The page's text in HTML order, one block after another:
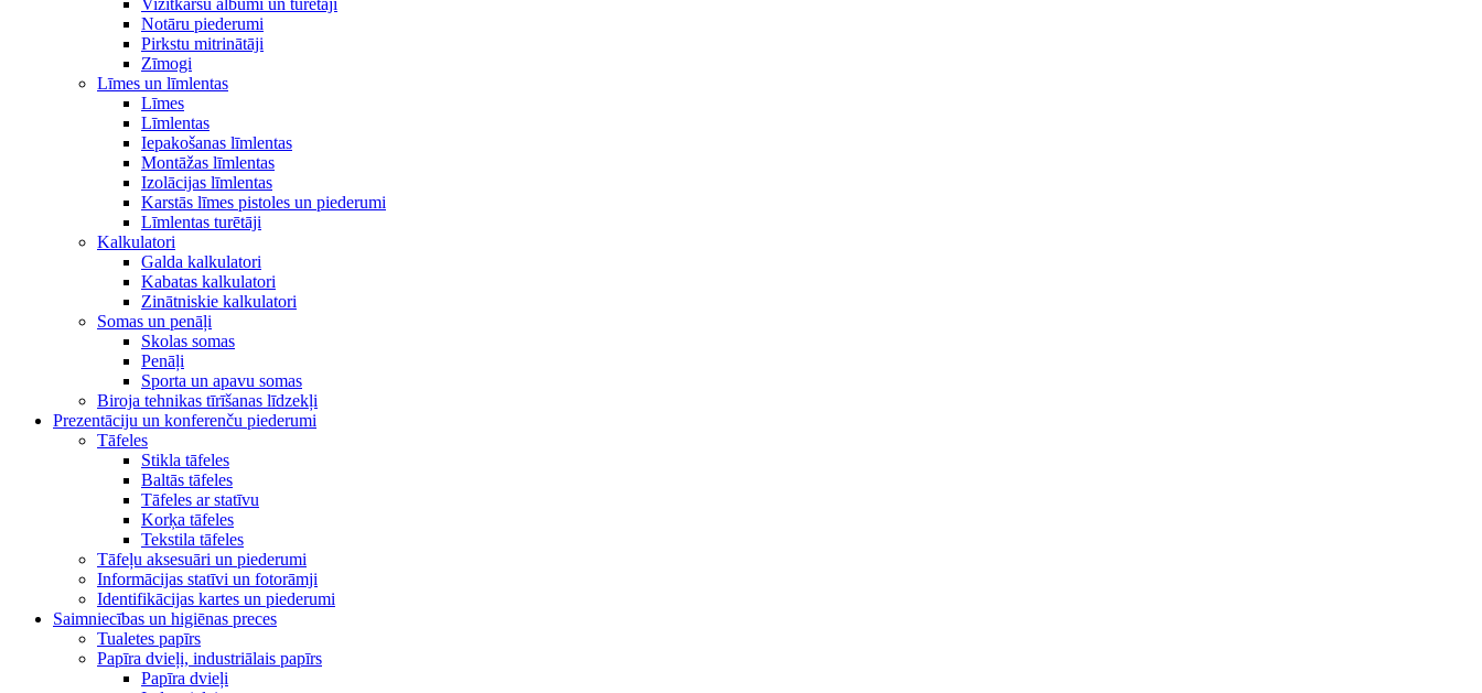
Vizītkaršu albumi un turētāji
Notāru piederumi
Pirkstu mitrinātāji
Zīmogi
Līmes un līmlentas
Līmes
Līmlentas
Iepakošanas līmlentas
Montāžas līmlentas
Izolācijas līmlentas
Karstās līmes pistoles un piederumi
Līmlentas turētāji
Kalkulatori
Galda kalkulatori
Kabatas kalkulatori
Zinātniskie kalkulatori
Somas un penāļi
Skolas somas
Penāļi
Sporta un apavu somas
Biroja tehnikas tīrīšanas līdzekļi
Prezentāciju un konferenču piederumi
Tāfeles
Stikla tāfeles
Baltās tāfeles
Tāfeles ar statīvu
Korķa tāfeles
Tekstila tāfeles
Tāfeļu aksesuāri un piederumi
Informācijas statīvi un fotorāmji
Identifikācijas kartes un piederumi
Saimniecības un higiēnas preces
Tualetes papīrs
Papīra dvieļi, industriālais papīrs
Papīra dvieļi